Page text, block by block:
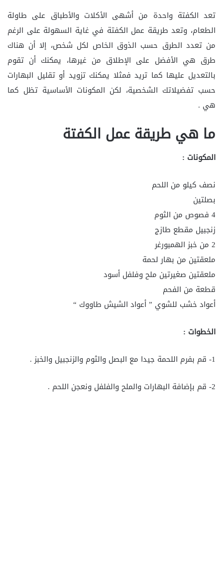
تعد الكفتة واحدة من أشهى الأكلات والأطباق على طاولة
الطعام، وتعد طريقة عمل الكفتة في غاية السهولة على الرغم
من تعدد الطرق حسب الذوق الخاص لكل شخص، إلا أن هناك
طرق هي الأفضل على الإطلاق من غيرها، يمكنك أن تقوم
بالتعديل عليها كما تريد فمثلا يمكنك تزويد أو تقليل البهارات
حسب تفضيلاتك الشخصية، لكن المكونات الأساسية تظل كما
هي .
ما هي طريقة عمل الكفتة
المكونات :
نصف كيلو من اللحم
بصلتين
4 فصوص من الثوم
زنجبيل مقطع طازج
2 من خبز الهمبورغر
ملعقتين من بهار لحمة
ملعقتين صغيرتين ملح وفلفل أسود
قطعة من الفحم
أعواد خشب للشوي ” أعواد الشيش طاووك “
الخطوات :
1- قم بفرم اللحمة جيدا مع البصل والثوم والزنجبيل والخبز .
2- قم بإضافة البهارات والملح والفلفل ونعجن اللحم .